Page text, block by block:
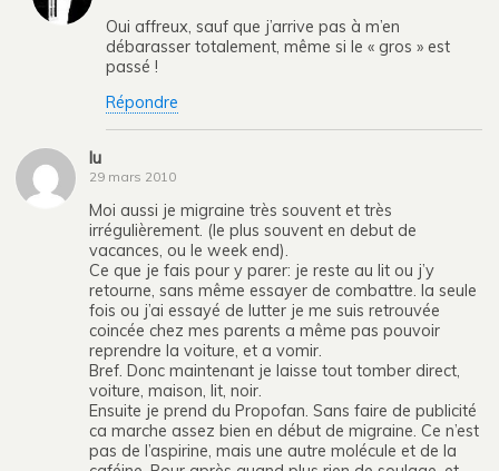
Oui affreux, sauf que j’arrive pas à m’en
débarasser totalement, même si le « gros » est
passé !
Répondre
lu
29 mars 2010
Moi aussi je migraine très souvent et très
irrégulièrement. (le plus souvent en debut de
vacances, ou le week end).
Ce que je fais pour y parer: je reste au lit ou j’y
retourne, sans même essayer de combattre. la seule
fois ou j’ai essayé de lutter je me suis retrouvée
coincée chez mes parents a même pas pouvoir
reprendre la voiture, et a vomir.
Bref. Donc maintenant je laisse tout tomber direct,
voiture, maison, lit, noir.
Ensuite je prend du Propofan. Sans faire de publicité
ca marche assez bien en début de migraine. Ce n’est
pas de l’aspirine, mais une autre molécule et de la